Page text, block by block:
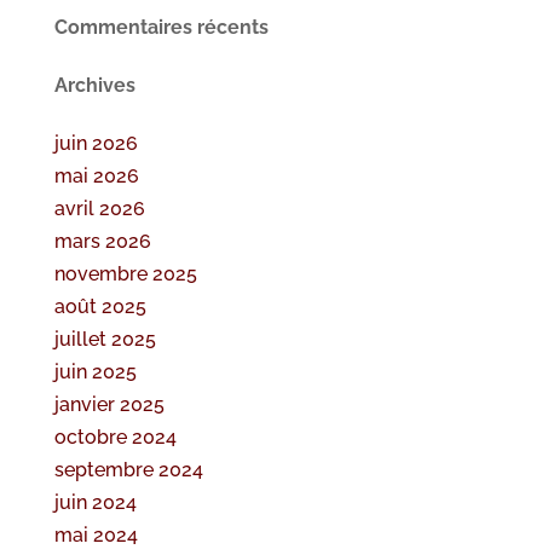
Commentaires récents
Archives
juin 2026
mai 2026
avril 2026
mars 2026
novembre 2025
août 2025
juillet 2025
juin 2025
janvier 2025
octobre 2024
septembre 2024
juin 2024
mai 2024